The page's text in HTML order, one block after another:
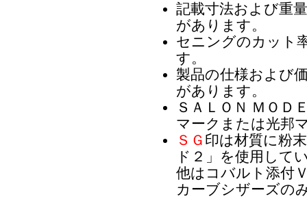
記載寸法および重
があります。
セニングのカット
す。
製品の仕様および
があります。
ＳＡＬＯＮ ＭＯＤ
マークまたは光邦
ＳＧ 印は材質に粉
ド２」を使用して
他はコバルト添付
カーブシザーズの